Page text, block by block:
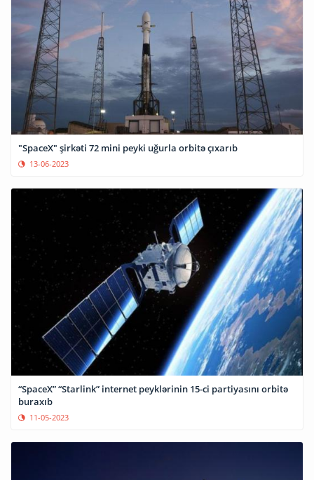
"SpaceX" şirkəti 72 mini peyki uğurla orbitə çıxarıb
13-06-2023
“SpaceX” “Starlink” internet peyklərinin 15-ci partiyasını orbitə
buraxıb
11-05-2023